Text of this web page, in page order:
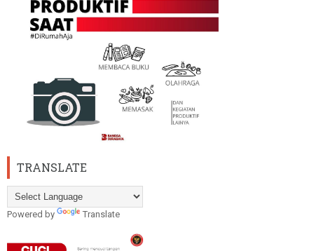
TRANSLATE
Powered by Translate